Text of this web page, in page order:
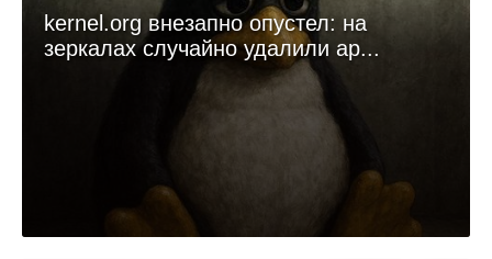
kernel.org внезапно опустел: на
зеркалах случайно удалили ар...